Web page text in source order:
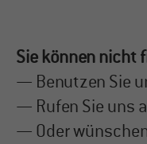
Sie können nicht
— Benutzen Sie
— Rufen Sie uns
— Oder